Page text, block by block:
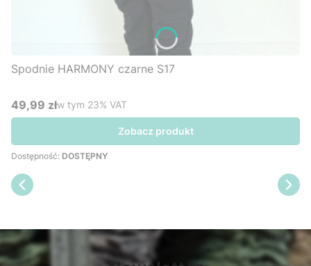
Spodnie HARMONY czarne S17
Cena brutto
49,99 złw tym %s VAT
w tym 23% VAT
Zobacz produkt
Dostępność: DOSTĘPNY